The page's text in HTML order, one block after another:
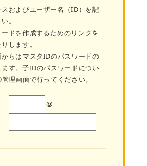
スおよびユーザー名（ID）を記
。
ドを作成するためのリンクを
します。
からはマスタIDのパスワードの
す。子IDのパスワードについ
理画面で行ってください。
@